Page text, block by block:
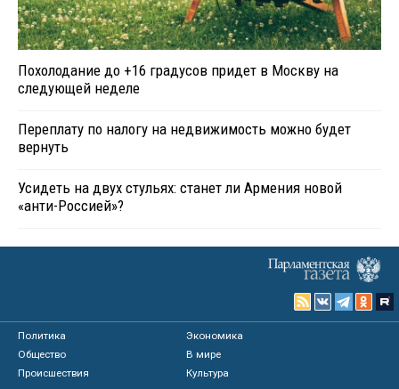
Похолодание до +16 градусов придет в Москву на
следующей неделе
Переплату по налогу на недвижимость можно будет
вернуть
Усидеть на двух стульях: станет ли Армения новой
«анти-Россией»?
Политика
Экономика
Общество
В мире
Происшествия
Культура